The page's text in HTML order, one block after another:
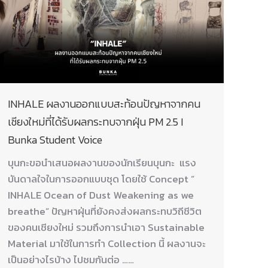
INHALE ผลงานออกแบบสะท้อนปัญหาจากคน
เชียงใหม่ที่ได้รับผลกระทบจากฝุ่น PM 2.5 I
Bunka Student Voice
บุนกะขอนำเสนอผลงานของนักเรียนบุนกะ แรง
บันดาลใจในการออกแบบชุด โดยใช้ Concept ”
INHALE Ocean of Dust Weakening as we
breathe” ปัญหาฝุ่นที่ยังคงส่งผลกระทบวิถีชีวิต
ของคนเชียงใหม่ รวมถึงการนำเอา Sustainable
Material มาใช้ในการทำ Collection นี้ ผลงานจะ
เป็นอย่างไรบ้าง ไปชมกันต่อ ……